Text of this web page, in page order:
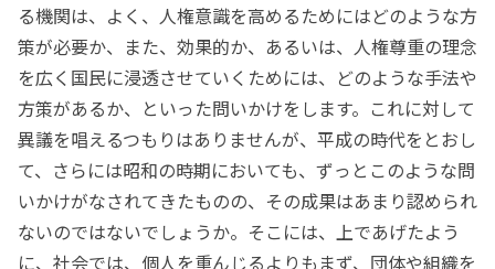
る機関は、よく、人権意識を高めるためにはどのような方
策が必要か、また、効果的か、あるいは、人権尊重の理念
を広く国民に浸透させていくためには、どのような手法や
方策があるか、といった問いかけをします。これに対して
異議を唱えるつもりはありませんが、平成の時代をとおし
て、さらには昭和の時期においても、ずっとこのような問
いかけがなされてきたものの、その成果はあまり認められ
ないのではないでしょうか。そこには、上であげたよう
に、社会では、個人を重んじるよりもまず、団体や組織を